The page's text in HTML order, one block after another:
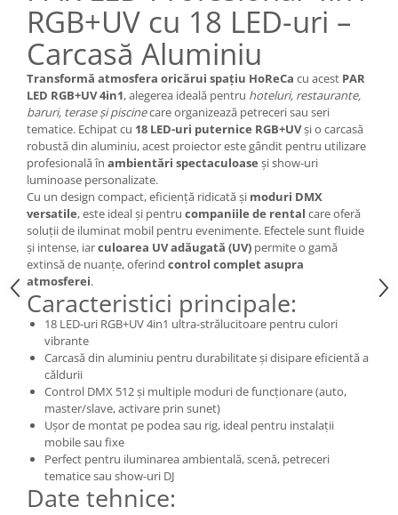
RGB+UV cu 18 LED-uri –
Carcasă Aluminiu
Transformă atmosfera oricărui spațiu HoReCa cu acest PAR
LED RGB+UV 4in1, alegerea ideală pentru hoteluri, restaurante,
baruri, terase și piscinecare organizează petreceri sau seri
tematice. Echipat cu 18 LED-uri puternice RGB+UVși o carcasă
robustă din aluminiu, acest proiector este gândit pentru utilizare
profesională în ambientări spectaculoase și show-uri
luminoase personalizate.
Cu un design compact, eficiență ridicată și moduri DMX
versatile, este ideal și pentru companiile de rental care oferă
soluții de iluminat mobil pentru evenimente. Efectele sunt fluide
și intense, iarculoarea UV adăugată (UV) permite o gamă
extinsă de nuanțe, oferind control complet asupra
atmosferei.
Caracteristici principale:
18 LED-uri RGB+UV 4in1 ultra-strălucitoare pentru culori
vibrante
Carcasă din aluminiu pentru durabilitate și disipare eficientă a
căldurii
Control DMX 512 și multiple moduri de funcționare (auto,
master/slave, activare prin sunet)
Ușor de montat pe podea sau rig, ideal pentru instalații
mobile sau fixe
Perfect pentru iluminarea ambientală, scenă, petreceri
tematice sau show-uri DJ
Date tehnice: